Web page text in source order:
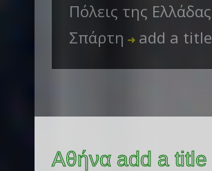
Πόλεις της Ελλάδας
Σπάρτη ➜ add a title
Αθήνα add a title